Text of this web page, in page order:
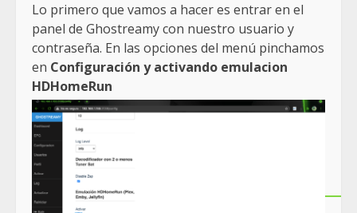
Lo primero que vamos a hacer es entrar en el
panel de Ghostreamy con nuestro usuario y
contraseña. En las opciones del menú pinchamos
en Configuración y activando emulacion
HDHomeRun